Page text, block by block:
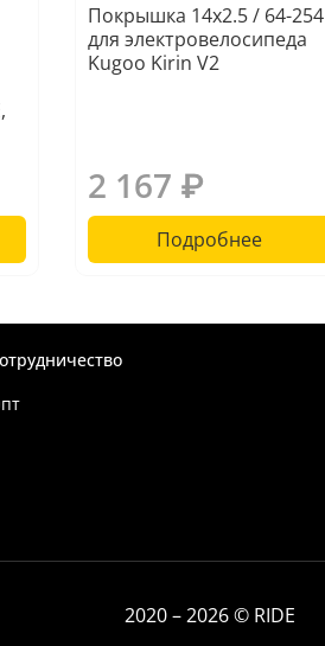
Покрышка 14x2.5 / 64-254
для электровелосипеда
Kugoo Kirin V2
2 167 ₽
Подробнее
2020 – 2026 © RIDE